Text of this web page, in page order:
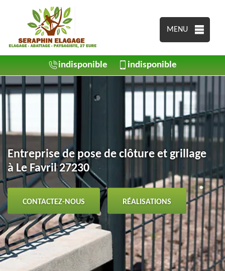
MENU
indisponible indisponible
Entreprise de pose de clôture et grillage
à Le Favril 27230
CONTACTEZ-NOUS RÉALISATIONS